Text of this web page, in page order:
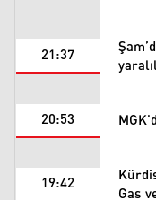
21:37
20:53
19:42 Gas